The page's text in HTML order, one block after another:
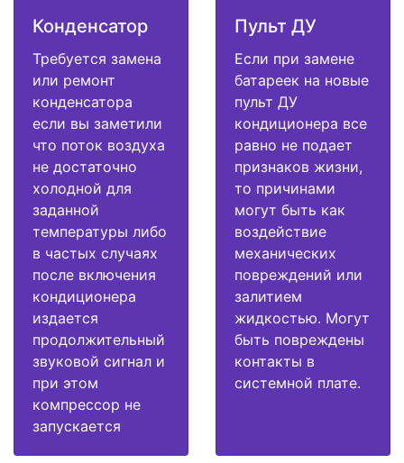
Конденсатор
Требуется замена
или ремонт
конденсатора
если вы заметили
что поток воздуха
не достаточно
холодной для
заданной
температуры либо
в частых случаях
после включения
кондиционера
издается
продолжительный
звуковой сигнал и
при этом
компрессор не
запускается
Пульт ДУ
Если при замене
батареек на новые
пульт ДУ
кондиционера все
равно не подает
признаков жизни,
то причинами
могут быть как
воздействие
механических
повреждений или
залитием
жидкостью. Могут
быть повреждены
контакты в
системной плате.